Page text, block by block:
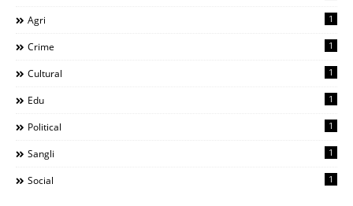
Agri 1
Crime 1
Cultural 1
Edu 1
Political 1
Sangli 1
Social 1